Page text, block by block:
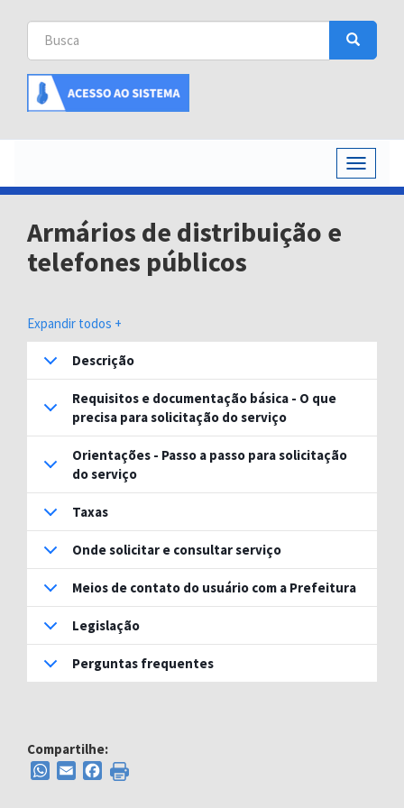
Buscar
Busca
Busca
Toggle
Armários de distribuição e
telefones públicos
Expandir todos +
Descrição
Requisitos e documentação básica - O que
precisa para solicitação do serviço
Orientações - Passo a passo para solicitação
do serviço
Taxas
Onde solicitar e consultar serviço
Meios de contato do usuário com a Prefeitura
Legislação
Perguntas frequentes
Compartilhe:
WhatsApp
EmailFacebook